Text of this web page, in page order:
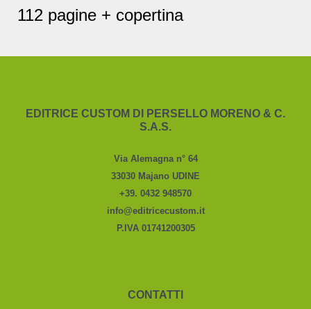
112 pagine + copertina
EDITRICE CUSTOM DI PERSELLO MORENO & C.
S.A.S.
Via Alemagna n° 64
33030 Majano UDINE
+39. 0432 948570
info@editricecustom.it
P.IVA 01741200305
CONTATTI